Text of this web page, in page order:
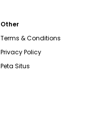
Other
Terms & Conditions
Privacy Policy
Peta Situs